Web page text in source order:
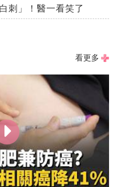
刺」！醫一看笑了
看更多